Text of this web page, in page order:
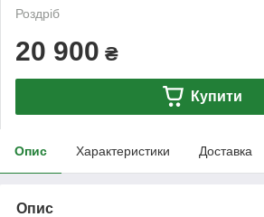
Роздріб
20 900 ₴
Купити
Опис Характеристики Доставка
Опис